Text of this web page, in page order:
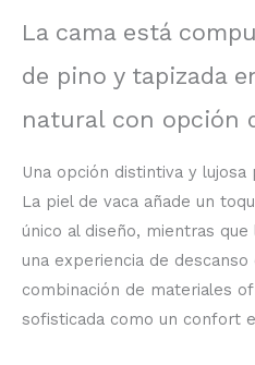
La cama está
de pino y tapizada
natural con opción
Una opción distintiva y
La piel de vaca añade un
único al diseño, mientras
una experiencia de
combinación de materiales
sofisticada como un confort